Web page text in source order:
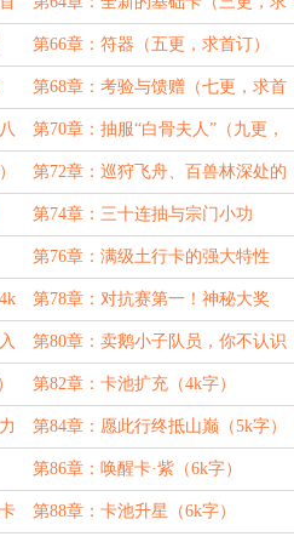
首订）
第66章：符器（五更，求首订）
第68章：考验与馈赠（七更，求首
订）
第70章：抽服“白骨夫人”（九更，
求首订）
第72章：巡狩飞舟、百兽林深处的
秘密
第74章：三十连抽与宗门小功
第76章：满级土行卡的强大特性
（4k字）
第78章：对抗赛第一！神秘大奖
（5k字）
第80章：卖鹅小子队员，你不认识
我了吗（6k字）
第82章：卡池扩充（4k字）
第84章：愿此行终抵山巅（5k字）
第86章：唤醒卡·紫（6k字）
第88章：卡池升星（6k字）